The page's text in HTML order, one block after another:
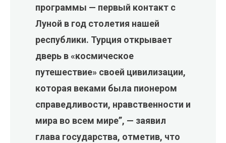
программы — первый контакт с
Луной в год столетия нашей
республики. Турция открывает
дверь в «космическое
путешествие» своей цивилизации,
которая веками была пионером
справедливости, нравственности и
мира во всем мире”, — заявил
глава государства, отметив, что